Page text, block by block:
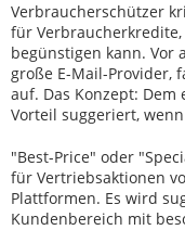
Verbraucherschützer
für
begünstigen kann. Vor
große E-Mail-Provider,
auf. Das Konzept:
Vorteil suggeriert,
"Best-Price" oder
für Vertriebsaktionen
Plattformen. Es wird
Kundenbereich mit